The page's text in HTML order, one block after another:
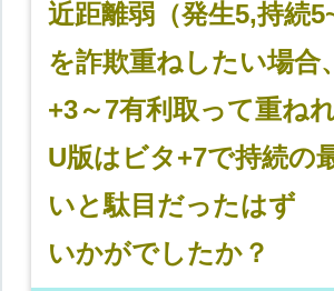
近距離弱（発生5,持続
を詐欺重ねしたい場合
+3～7有利取って重ね
U版はビタ+7で持続の
いと駄目だったはず
いかがでしたか？